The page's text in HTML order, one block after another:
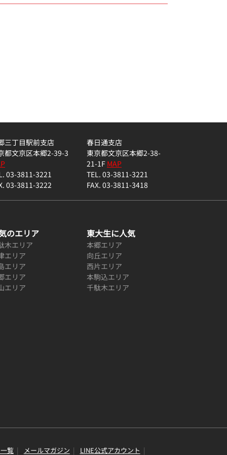
三丁目駅前支店
都文京区本郷2-39-3
03-3811-3221
03-3811-3222
春日通支店
東京都文京区本郷2-38-
21-1FMAP
TEL. 03-3811-3221
FAX. 03-3811-3418
のエリア
木エリア
エリア
エリア
エリア
エリア
東大生に人気
本郷エリア
向丘エリア
西片エリア
本駒込エリア
千駄木エリア
覧 メールマガジン LINE公式アカウント